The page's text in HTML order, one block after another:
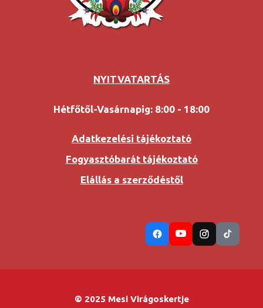
NYITVATARTÁS
Hétfőtől-Vasárnapig: 8:00 - 18:00
Adatkezelési tájékoztató
Fogyasztóbarát tájékoztató
Elállás a szerződéstől
© 2025 Mesi Virágoskertje